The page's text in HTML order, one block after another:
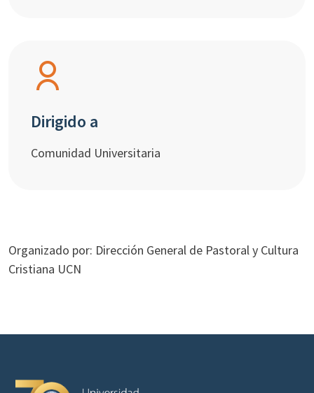
Dirigido a
Comunidad Universitaria
Organizado por: Dirección General de Pastoral y Cultura
Cristiana UCN